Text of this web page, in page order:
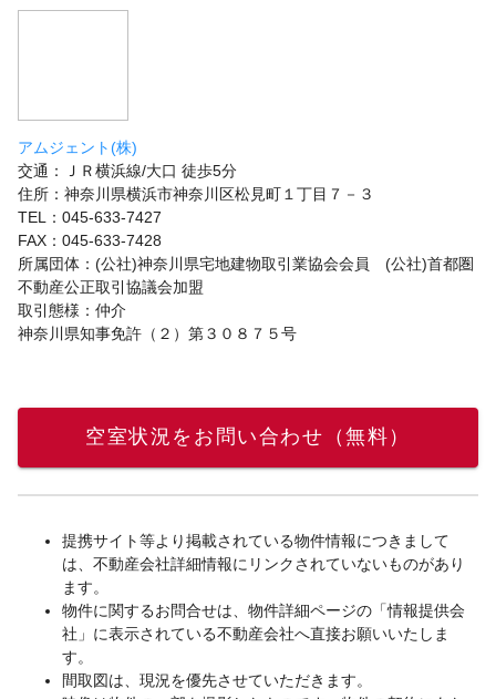
アムジェント(株)
交通：ＪＲ横浜線/大口 徒歩5分
住所：神奈川県横浜市神奈川区松見町１丁目７－３
TEL：045-633-7427
FAX：045-633-7428
所属団体：(公社)神奈川県宅地建物取引業協会会員 (公社)首都圏
不動産公正取引協議会加盟
取引態様：仲介
神奈川県知事免許（２）第３０８７５号
空室状況をお問い合わせ（無料）
提携サイト等より掲載されている物件情報につきまして
は、不動産会社詳細情報にリンクされていないものがあり
ます。
物件に関するお問合せは、物件詳細ページの「情報提供会
社」に表示されている不動産会社へ直接お願いいたしま
す。
間取図は、現況を優先させていただきます。